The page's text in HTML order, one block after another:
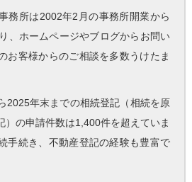
務所は2002年2月の事務所開業から
、ホームページやブログからお問い
お客様からのご相談を多数うけたま
2025年末までの相続登記（相続を原
）の申請件数は1,400件を超えていま
手続き、不動産登記の経験も豊富で